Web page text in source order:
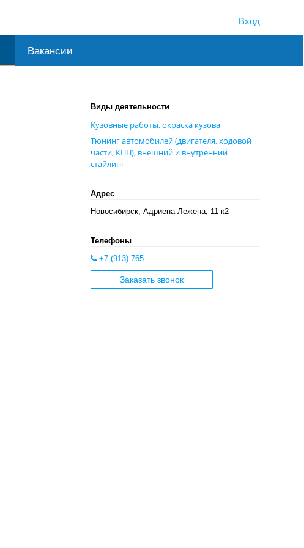
Вход
Вакансии
Виды деятельности
Кузовные работы, окраска кузова
Тюнинг автомобилей (двигателя, ходовой
части, КПП), внешний и внутренний
стайлинг
Адрес
Новосибирск, Адриена Лежена, 11 к2
Телефоны
+7 (913) 765 ...
Заказать звонок